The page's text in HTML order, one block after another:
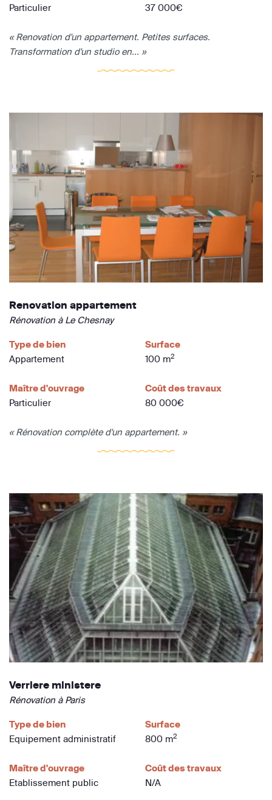
Particulier
37 000€
« Renovation d'un appartement. Petites surfaces.
Transformation d'un studio en... »
Renovation appartement
Rénovation à Le Chesnay
Type de bien
Appartement
Surface
100 m2
Maître d'ouvrage
Particulier
Coût des travaux
80 000€
« Rénovation complète d'un appartement. »
Verriere ministere
Rénovation à Paris
Type de bien
Equipement administratif
Surface
800 m2
Maître d'ouvrage
Etablissement public
Coût des travaux
N/A